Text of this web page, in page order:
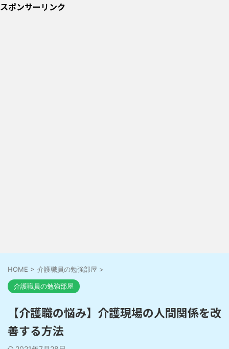
スポンサーリンク
HOME > 介護職員の勉強部屋 >
介護職員の勉強部屋
【介護職の悩み】介護現場の人間関係を改
善する方法